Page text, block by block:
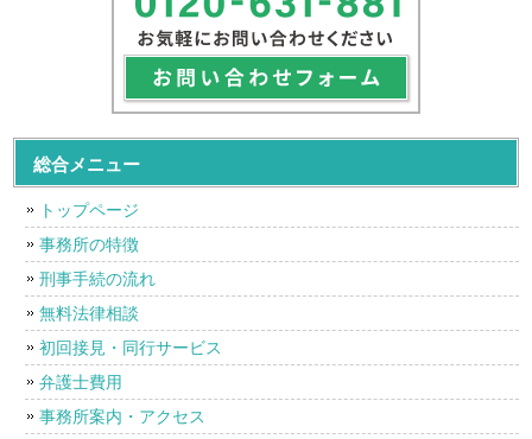
総合メニュー
トップページ
事務所の特徴
刑事手続の流れ
無料法律相談
初回接見・同行サービス
弁護士費用
事務所案内・アクセス